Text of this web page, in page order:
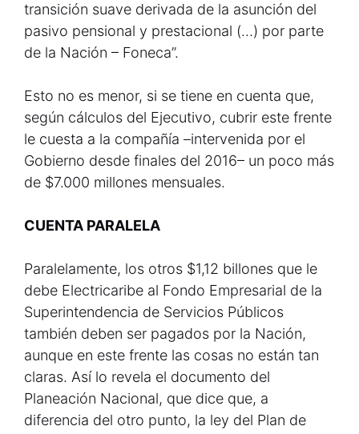
transición suave derivada de la asunción del
pasivo pensional y prestacional (…) por parte
de la Nación – Foneca”.
Esto no es menor, si se tiene en cuenta que,
según cálculos del Ejecutivo, cubrir este frente
le cuesta a la compañía –intervenida por el
Gobierno desde finales del 2016– un poco más
de $7.000 millones mensuales.
CUENTA PARALELA
Paralelamente, los otros $1,12 billones que le
debe Electricaribe al Fondo Empresarial de la
Superintendencia de Servicios Públicos
también deben ser pagados por la Nación,
aunque en este frente las cosas no están tan
claras. Así lo revela el documento del
Planeación Nacional, que dice que, a
diferencia del otro punto, la ley del Plan de